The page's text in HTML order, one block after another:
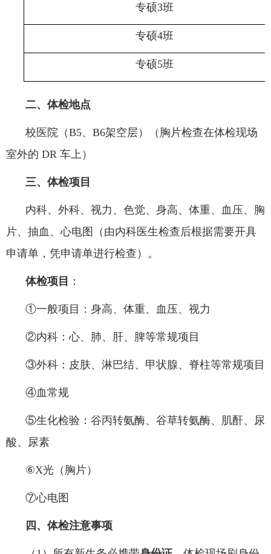
专硕3班
专硕4班
专硕5班
二、体检地点
校医院（B5、B6架空层）（胸片检查在体检现场
室外的 DR 车上）
三、体检项目
内科、外科、视力、色觉、身高、体重、血压、胸
片、抽血、心电图（由内科医生检查后根据需要开具
申请单，凭申请单进行检查）。
体检项目 ：
①一般项目：身高、体重、血压、视力
②内科：心、肺、肝、脾等常规项目
③外科：皮肤、淋巴结、甲状腺、脊柱等常规项目
④血常规
⑤生化检验：谷丙转氨酶、谷草转氨酶、肌酐、尿
酸、尿素
⑥X光（胸片）
⑦心电图
四、体检注意事项